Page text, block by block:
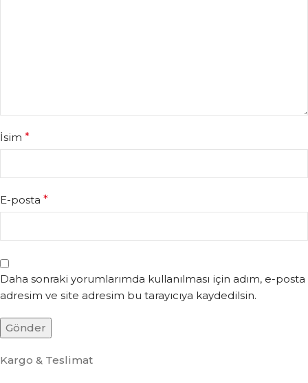
İsim *
E-posta *
Daha sonraki yorumlarımda kullanılması için adım, e-posta
adresim ve site adresim bu tarayıcıya kaydedilsin.
Kargo & Teslimat